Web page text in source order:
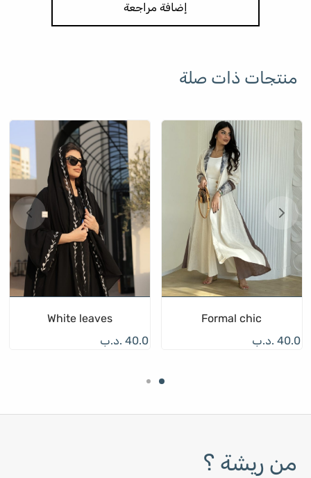
إضافة مراجعة
منتجات ذات صلة
Formal chic
40.0 .د.ب
White leaves
40.0 .د.ب
من ريشة ؟